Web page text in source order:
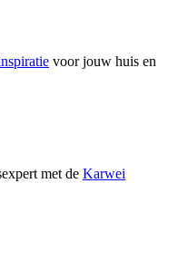
voor jouw huis en
met de Karwei